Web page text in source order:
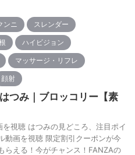
ンニ スレンダー
ハイビジョン
マッサージ・リフレ
顔射
つみ｜ブロッコリー【素
を視聴 はつみの見どころ、注目ポイ
動画を視聴 限定割引クーポンが今
らえる！今がチャンス！FANZAの